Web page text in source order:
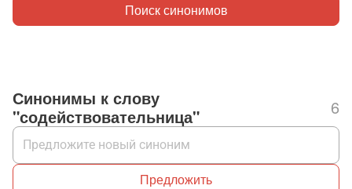
Поиск синонимов
Синонимы к слову
"содействовательница"
6
Предложить